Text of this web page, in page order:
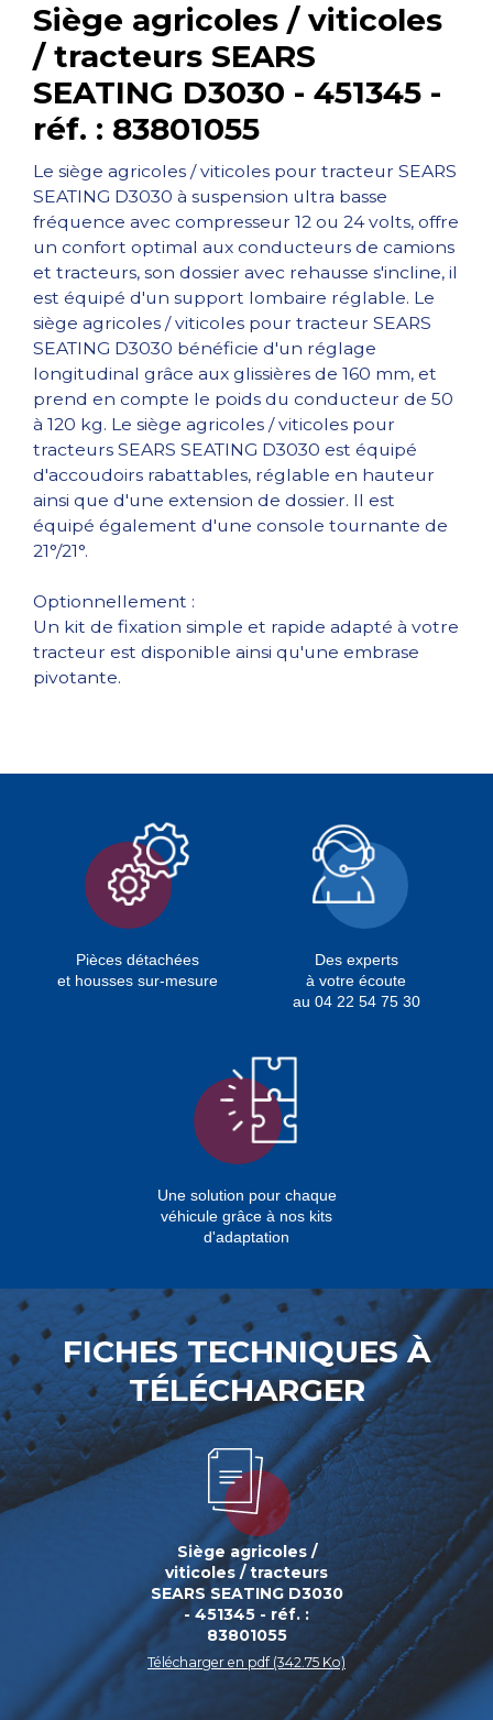
Siège agricoles / viticoles
/ tracteurs SEARS
SEATING D3030 - 451345 -
réf. : 83801055
Le siège agricoles / viticoles pour tracteur SEARS
SEATING D3030 à suspension ultra basse
fréquence avec compresseur 12 ou 24 volts, offre
un confort optimal aux conducteurs de camions
et tracteurs, son dossier avec rehausse s'incline, il
est équipé d'un support lombaire réglable. Le
siège agricoles / viticoles pour tracteur SEARS
SEATING D3030 bénéficie d'un réglage
longitudinal grâce aux glissières de 160 mm, et
prend en compte le poids du conducteur de 50
à 120 kg. Le siège agricoles / viticoles pour
tracteurs SEARS SEATING D3030 est équipé
d'accoudoirs rabattables, réglable en hauteur
ainsi que d'une extension de dossier. Il est
équipé également d'une console tournante de
21°/21°.
Optionnellement :
Un kit de fixation simple et rapide adapté à votre
tracteur est disponible ainsi qu'une embrase
pivotante.
Pièces détachées
et housses sur-mesure
Des experts
à votre écoute
au 04 22 54 75 30
Une solution pour chaque
véhicule grâce à nos kits
d'adaptation
FICHES TECHNIQUES À
TÉLÉCHARGER
Siège agricoles /
viticoles / tracteurs
SEARS SEATING D3030
- 451345 - réf. :
83801055
Télécharger en pdf (342.75 Ko)